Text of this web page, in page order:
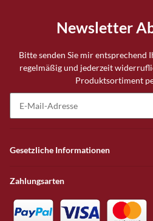
Newsletter
Bitte senden Sie mir entsprechend
regelmäßig und jederzeit
Produktsortiment
Gesetzliche Informationen
Zahlungsarten